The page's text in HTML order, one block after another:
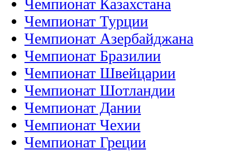
Чемпионат Казахстана
Чемпионат Турции
Чемпионат Азербайджана
Чемпионат Бразилии
Чемпионат Швейцарии
Чемпионат Шотландии
Чемпионат Дании
Чемпионат Чехии
Чемпионат Греции